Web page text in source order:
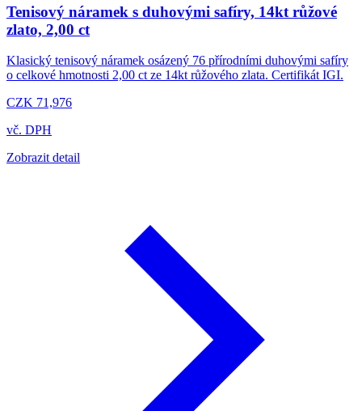
Tenisový náramek s duhovými safíry, 14kt růžové
zlato, 2,00 ct
Klasický tenisový náramek osázený 76 přírodními duhovými safíry
o celkové hmotnosti 2,00 ct ze 14kt růžového zlata. Certifikát IGI.
CZK 71,976
vč. DPH
Zobrazit detail